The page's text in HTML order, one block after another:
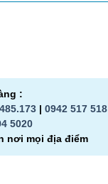
:
| 0942 517 518
5020
nơi mọi địa điểm